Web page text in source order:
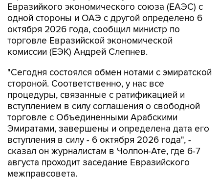
Евразийкого экономического союза (ЕАЭС) с
одной стороны и ОАЭ с другой определено 6
октября 2026 года, сообщил министр по
торговле Евразийской экономической
комиссии (ЕЭК) Андрей Слепнев.
"Сегодня состоялся обмен нотами с эмиратской
стороной. Соответственно, у нас все
процедуры, связанные с ратификацией и
вступлением в силу соглашения о свободной
торговле с Объединенными Арабскими
Эмиратами, завершены и определена дата его
вступления в силу - 6 октября 2026 года", -
сказал он журналистам в Чолпон-Ате, где 6-7
августа проходит заседание Евразийского
межправсовета.